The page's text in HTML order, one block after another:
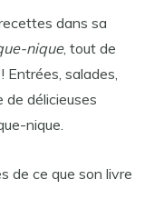
dans sa
nique, tout de
salades,
délicieuses
nique.
de ce que son livre